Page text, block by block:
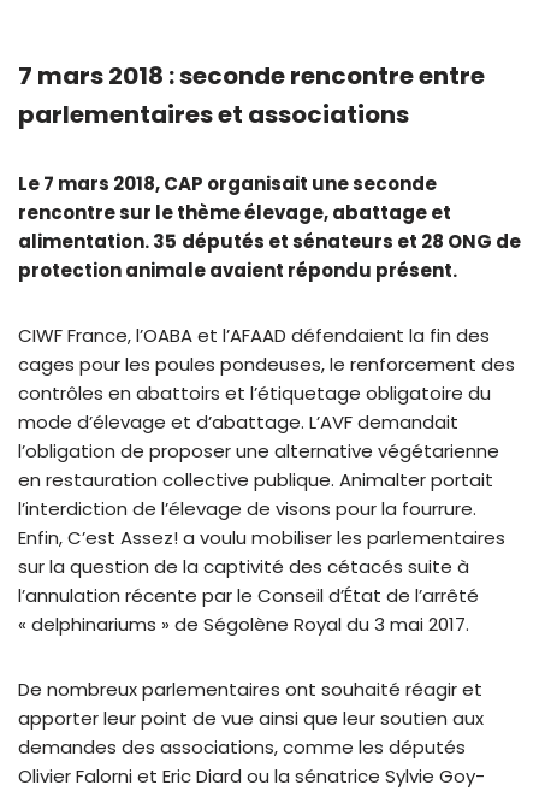
7 mars 2018 : seconde rencontre entre
parlementaires et associations
Le 7 mars 2018, CAP organisait une seconde
rencontre sur le thème élevage, abattage et
alimentation.35 députés et sénateurs et 28 ONG de
protection animale avaient répondu présent.
CIWF France, l’OABA et l’AFAAD défendaient la fin des
cages pour les poules pondeuses, le renforcement des
contrôles en abattoirs et l’étiquetage obligatoire du
mode d’élevage et d’abattage. L’AVF demandait
l’obligation de proposer une alternative végétarienne
en restauration collective publique. Animalter portait
l’interdiction de l’élevage de visons pour la fourrure.
Enfin, C’est Assez! a voulu mobiliser les parlementaires
sur la question de la captivité des cétacés suite à
l’annulation récente par le Conseil d’État de l’arrêté
« delphinariums » de Ségolène Royal du 3 mai 2017.
De nombreux parlementaires ont souhaité réagir et
apporter leur point de vue ainsi que leur soutien aux
demandes des associations, comme les députés
Olivier Falorni et Eric Diard ou la sénatrice Sylvie Goy-